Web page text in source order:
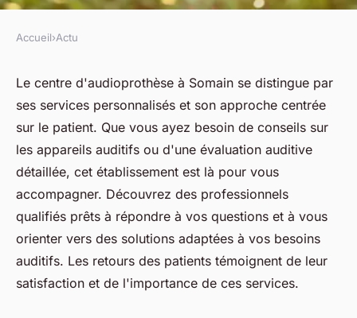
Découvrez le centre
d'audioprothèse à somain :
services et conseils
fabienne• 28 mars 2025•4 min de lecture
Accueil›Actu
Le centre d'audioprothèse à Somain se distingue par
ses services personnalisés et son approche centrée
sur le patient. Que vous ayez besoin de conseils sur
les appareils auditifs ou d'une évaluation auditive
détaillée, cet établissement est là pour vous
accompagner. Découvrez des professionnels
qualifiés prêts à répondre à vos questions et à vous
orienter vers des solutions adaptées à vos besoins
auditifs. Les retours des patients témoignent de leur
satisfaction et de l'importance de ces services.